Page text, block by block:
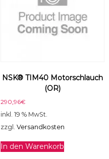
NSK® TIM40 Motorschlauch
(OR)
290,96€
inkl. 19 % MwSt.
zzgl. Versandkosten
In den Warenkorb